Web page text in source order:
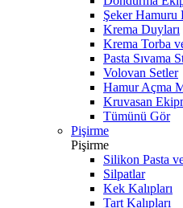
Şeker Hamuru
Krema Duyları
Krema Torba
Pasta Sıvama
Volovan Setler
Hamur Açma
Kruvasan
Tümünü Gör
Pişirme
Pişirme
Silikon Pasta
Silpatlar
Kek Kalıpları
Tart Kalıpları